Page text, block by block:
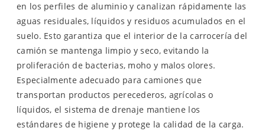
en los perfiles de aluminio y canalizan rápidamente las
aguas residuales, líquidos y residuos acumulados en el
suelo. Esto garantiza que el interior de la carrocería del
camión se mantenga limpio y seco, evitando la
proliferación de bacterias, moho y malos olores.
Especialmente adecuado para camiones que
transportan productos perecederos, agrícolas o
líquidos, el sistema de drenaje mantiene los
estándares de higiene y protege la calidad de la carga.